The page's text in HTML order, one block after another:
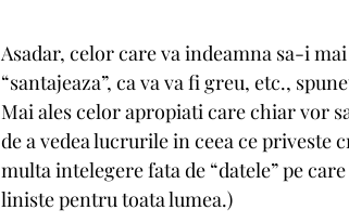
Asadar, celor care va indeamna sa-i
“santajeaza”, ca va va fi greu, etc.,
Mai ales celor apropiati care chiar vor
de a vedea lucrurile in ceea ce
multa intelegere fata de “datele” pe
liniste pentru toata lumea.)